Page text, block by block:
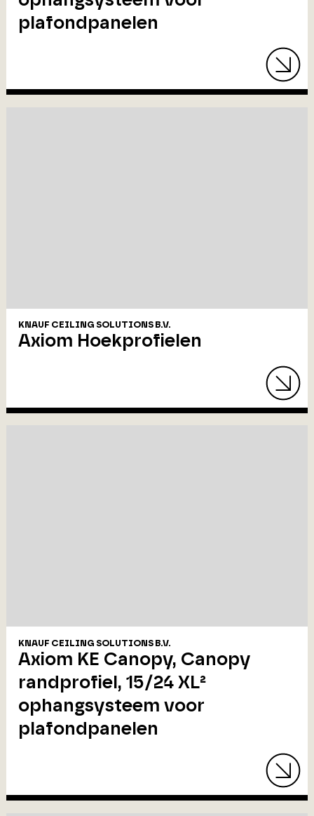
plafondpanelen
KNAUF CEILING SOLUTIONS B.V.
Axiom Hoekprofielen
KNAUF CEILING SOLUTIONS B.V.
Axiom KE Canopy, Canopy
randprofiel, 15/24 XL²
ophangsysteem voor
plafondpanelen